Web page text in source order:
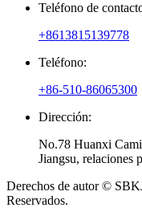
Teléfono de
+8613815139778
Teléfono:
+86-510-86065300
Dirección:
No.78 Huanxi
Jiangsu, relaciones
Derechos de autor ©
Reservados.